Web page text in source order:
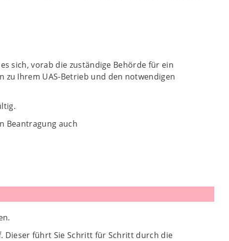
sich, vorab die zuständige Behörde für ein
zu Ihrem UAS-Betrieb und den notwendigen
Beantragung auch
Dieser führt Sie Schritt für Schritt durch die